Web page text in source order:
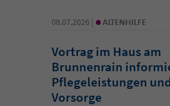
08.07.2026 | • ALTENHILFE
Vortrag im Haus am
Brunnenrain
Pflegeleistungen
Vorsorge